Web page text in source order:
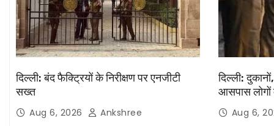
दिल्ली: बंद फैक्ट्रियों के निरीक्षण पर एनजीटी
सख्त
Aug 6, 2026 Ankshree
दिल्ली:
आसपास
Aug 6,